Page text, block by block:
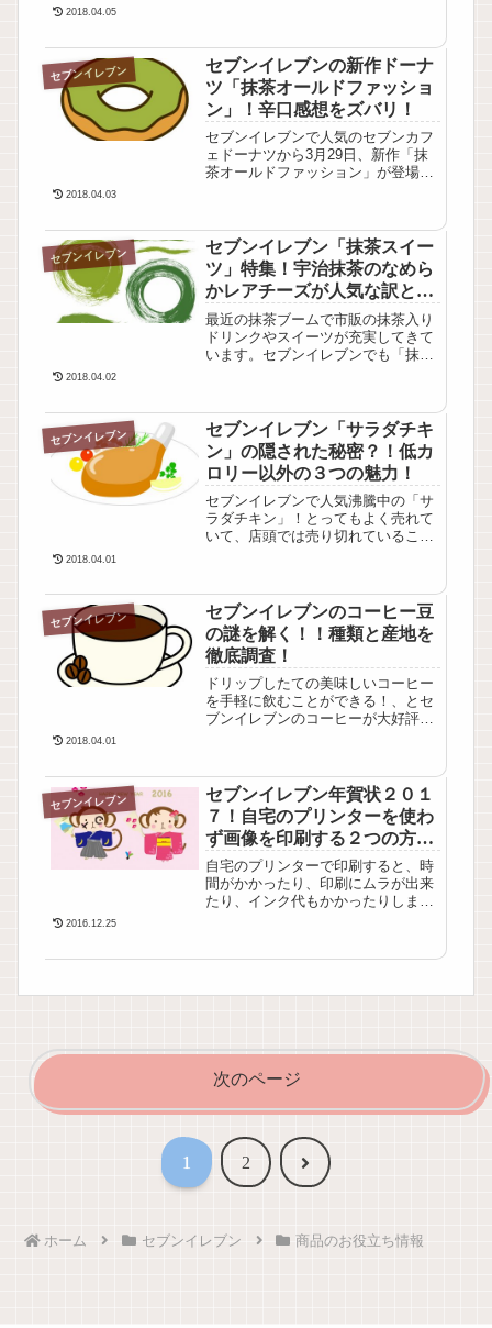
どうしてこんなに美味しいのか？？
そこには豆の風味を引き出す２つの
秘策があったのです。今日は、「セ
ブンカフェ」...
2018.04.05
セブンイレブン
セブンイレブンの新作ドーナ
ツ「抹茶オールドファッショ
ン」！辛口感想をズバリ！
セブンイレブンで人気のセブンカフ
ェドーナツから3月29日、新作「抹
茶オールドファッション」が登場！
とセブンに直行！！ありました♪あ
りました♪ドーナツの入っているケ
ースに見慣れない色のドーナツ「抹
茶オールド...
2018.04.03
セブンイレブン
セブンイレブン「抹茶スイー
ツ」特集！宇治抹茶のなめら
かレアチーズが人気な訳と
は？！
最近の抹茶ブームで市販の抹茶入り
ドリンクやスイーツが充実してきて
います。セブンイレブンでも「抹茶
ます。どうしてこんなに人気がある
のでしょうか？抹茶ブームのせ
い？？いやいや、そればかりじゃな
さそうです。とい...
2018.04.02
セブンイレブン
セブンイレブン「サラダチキ
ン」の隠された秘密？！低カ
ロリー以外の３つの魅力！
セブンイレブンで人気沸騰中の「サ
ラダチキン」！とってもよく売れて
いて、店頭では売り切れていること
でしょう？？セブンイレブンのこ
と、なにか「猫にまたたび」的な秘
密の仕掛けをしているに違いありま
せん(>_<)。...
2018.04.01
セブンイレブン
セブンイレブンのコーヒー豆
の謎を解く！！種類と産地を
徹底調査！
ドリップしたての美味しいコーヒー
を手軽に飲むことができる！、とセ
ブンイレブンのコーヒーが大好評と
『セブンイレブンで使っているコー
ヒー豆の種類はなに？産地は？』と
知りたい人が世間で続出していま
す。そこでセブ...
2018.04.01
セブンイレブン
セブンイレブン年賀状２０１
７！自宅のプリンターを使わ
ず画像を印刷する２つの方
法！
自宅のプリンターで印刷すると、時
間がかかったり、印刷にムラが出来
たり、インク代もかかったりします
2016.12.25
次のページ
1 2 次
ホーム セブンイレブン 商品のお役立ち情報